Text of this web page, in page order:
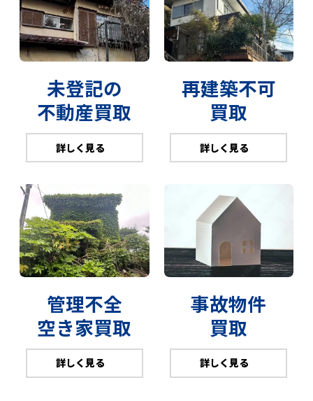
未登記の
不動産買取
詳しく見る
再建築不可
買取
詳しく見る
管理不全
空き家買取
詳しく見る
事故物件
買取
詳しく見る